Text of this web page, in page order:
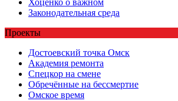
Хоценко о важном
Законодательная среда
Проекты
Достоевский точка Омск
Академия ремонта
Спецкор на смене
Обречённые на бессмертие
Омское время